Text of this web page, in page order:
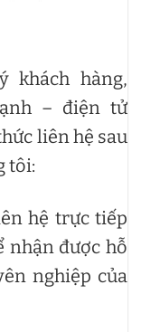
khách hàng,
– điện tử
liên hệ sau
tôi:
hệ trực tiếp
nhận được hỗ
nghiệp của